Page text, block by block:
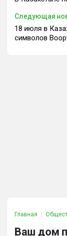
Следующая
18 июля в
символов
Главная
Ваш дом